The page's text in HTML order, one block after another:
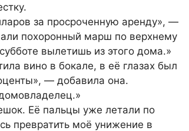
за просроченную аренду», —
похоронный марш по верхнему
вылетишь из этого дома.»
вино в бокале, в её глазах был
— добавила она.
Её пальцы уже летали по
превратить моё унижение в